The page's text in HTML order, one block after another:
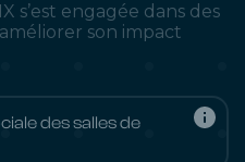
s’est engagée dans des
son impact
des salles de